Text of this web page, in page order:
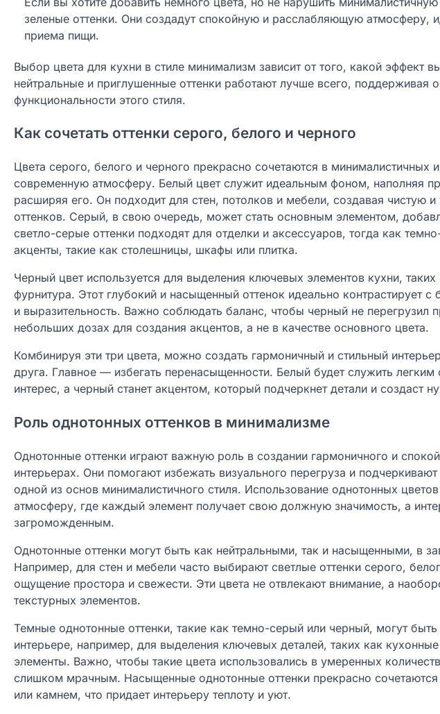
зеленые оттенки. Они создадут спокойную и расслабляющую
приема пищи.
Выбор цвета для кухни в стиле минимализм зависит от того, какой эффект
нейтральные и приглушенные оттенки работают лучше всего,
функциональности этого стиля.
Как сочетать оттенки серого, белого и черного
Цвета серого, белого и черного прекрасно сочетаются в минималистичных
современную атмосферу. Белый цвет служит идеальным фоном, наполняя
расширяя его. Он подходит для стен, потолков и мебели, создавая чистую
оттенков. Серый, в свою очередь, может стать основным элементом,
светло-серые оттенки подходят для отделки и аксессуаров, тогда как
акценты, такие как столешницы, шкафы или плитка.
Черный цвет используется для выделения ключевых элементов кухни,
фурнитура. Этот глубокий и насыщенный оттенок идеально контрастирует с
и выразительность. Важно соблюдать баланс, чтобы черный не перегрузил
небольших дозах для создания акцентов, а не в качестве основного цвета.
Комбинируя эти три цвета, можно создать гармоничный и стильный
друга. Главное — избегать перенасыщенности. Белый будет служить
интерес, а черный станет акцентом, который подчеркнет детали и создаст
Роль однотонных оттенков в минимализме
Однотонные оттенки играют важную роль в создании гармоничного и
интерьерах. Они помогают избежать визуального перегруза и
одной из основ минималистичного стиля. Использование однотонных
атмосферу, где каждый элемент получает свою должную значимость, а
загроможденным.
Однотонные оттенки могут быть как нейтральными, так и насыщенными, в
Например, для стен и мебели часто выбирают светлые оттенки серого,
ощущение простора и свежести. Эти цвета не отвлекают внимание, а
текстурных элементов.
Темные однотонные оттенки, такие как темно-серый или черный, могут
интерьере, например, для выделения ключевых деталей, таких как
элементы. Важно, чтобы такие цвета использовались в умеренных
слишком мрачным. Насыщенные однотонные оттенки прекрасно
или камнем, что придает интерьеру теплоту и уют.